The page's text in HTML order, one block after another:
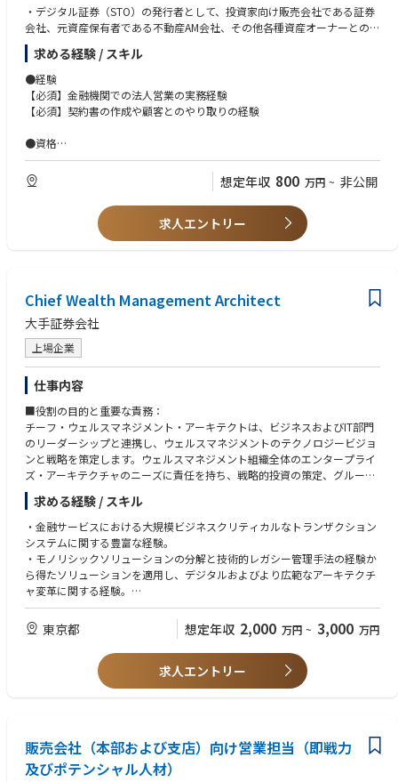
•ソフトウェア／ハードウェア購買やベンダー管理の経験。
•テクノロジー分野の会計知識（IT投資会計の理解）。
•金融機関・コンサルティングファーム等でのITプロジェクト運営またはプ
ロジェクト監査経験。
•システム開発会社や事業会社IT部門での設計・開発・維持管理経験。
•金融市場、金融商品・取引、証券業務、銀行業務に関する知識。
•証券外務員資格、銀行業務検定等の関連資格。
•最新技術動向（RPA、AI、クラウド等）に対する理解。
•英語での業務コミュニケーション能力（読み書き・会話）。
・デジタル証券（STO）の発行者として、投資家向け販売会社である証券
会社、元資産保有者である不動産AM会社、その他各種資産オーナーとの調
整業務をメインとしながら、ドキュメンテーションなど案件のエグゼキュ
ーション担当との連携業務
・金銭債権流動化案件における受託者として、資金調達側である原資産保
有者（オリジネーター）、投資家向けの商品の販売会社である証券会社と
の調整業務をメインとしながら、ドキュメンテーションなど案件のエグゼ
・その他信託を伴う新しいファイナンス・スキームの開発や対顧客営業な
・上記各種案件における、プロジェクトマネジャーのサポート業務
求める経験 / スキル
●経験
【必須】金融機関での法人営業の実務経験
【必須】契約書の作成や顧客とのやり取りの経験
●資格
【尚可】CFAや、会計税務関連の資格
●スキル
【必須】ワード、エクセル、パワポの資料作成能力
【尚可】簿記3級レベルの会計税務知識
●その他
【必須】ディールチームの一員としての他のメンバーとの高いコミュニケ
ーション力、臨機応変の対応力
【尚可】比較的規模の大きなディールの一員として従事した経験
■学歴：大学 大学院
想定年収 800 万円 ~ 非公開
求人エントリー
Chief Wealth Management Architect
大手証券会社
上場企業
仕事内容
■役割の目的と重要な責務：
チーフ・ウェルスマネジメント・アーキテクトは、ビジネスおよびIT部門
のリーダーシップと連携し、ウェルスマネジメントのテクノロジービジョ
ンと戦略を策定します。ウェルスマネジメント組織全体のエンタープライ
ズ・アーキテクチャのニーズに責任を持ち、戦略的投資の策定、グルー
プ・アーキテクチャ・プラクティスの導入推進、そして共有サービスおよ
びプラットフォーム全体にわたる他のビジネス機能およびサービスの連携
と統合の確保など、ビジネス戦略をテクノロジー資産に至るまで実現する
中心的な役割を担います。
求める経験 / スキル
・金融サービスにおける大規模ビジネスクリティカルなトランザクション
システムに関する豊富な経験。
・モノリシックソリューションの分解と技術的レガシー管理手法の経験か
ら得たソリューションを適用し、デジタルおよびより広範なアーキテクチ
ャ変革に関する経験。
・APIおよびマイクロサービスアーキテクチャ技術を活用し、カスタマー
ジャーニーを理解し、明確に表現し、技術設計に反映させる能力。
・エンタープライズレベルのソフトウェア開発およびAPIベースの統合に
関する経験、知識、および理解。
・クラウドネイティブ製品開発における技術設計への参加、マイクロサー
ビスベースのアーキテクチャの構築、APIの再利用の促進、企業全体の技
・DevOpsツールセットとフレームワークに関する理解と実践経験。
・強力なバイリンガルコミュニケーションスキル（日本語と英語）
東京都 想定年収 2,000 万円 ~ 3,000 万円
求人エントリー
販売会社（本部および支店）向け営業担当（即戦力
及びポテンシャル人材）